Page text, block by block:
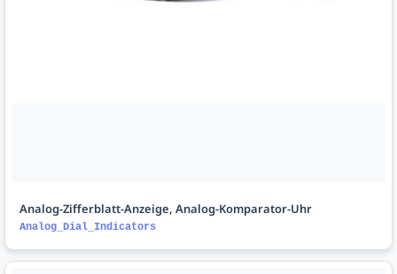
Analog-Zifferblatt-Anzeige, Analog-Komparator-Uhr
Analog_Dial_Indicators